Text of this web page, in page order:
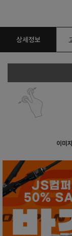
상세정보
이미